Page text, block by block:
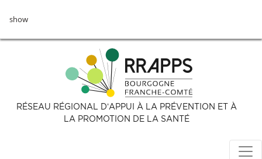
aushow
RÉSEAU RÉGIONAL D’APPUI À LA PRÉVENTION ET À
LA PROMOTION DE LA SANTÉ